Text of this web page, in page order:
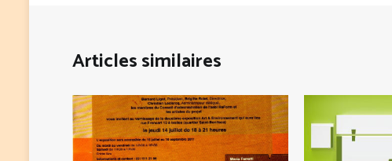
Articles similaires